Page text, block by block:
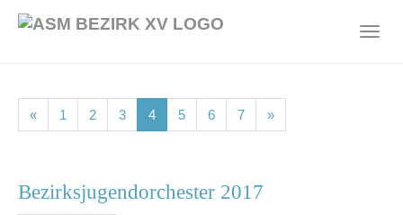
« 1 (current)
2(current)
3(current)
4(current)
5(current)
6(current)
7(current)
»
Bezirksjugendorchester 2017